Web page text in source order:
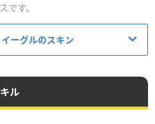
です。
ーグルのスキン
ル